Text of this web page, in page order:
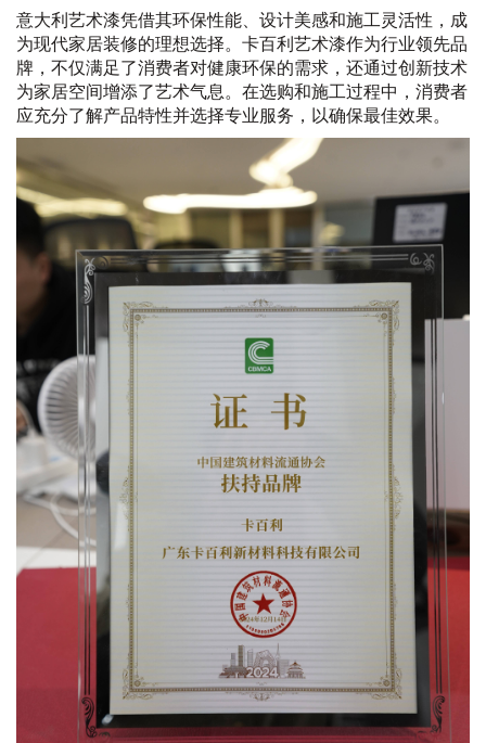
意大利艺术漆凭借其环保性能、设计美感和施工灵活性，成
为现代家居装修的理想选择。卡百利艺术漆作为行业领先品
牌，不仅满足了消费者对健康环保的需求，还通过创新技术
为家居空间增添了艺术气息。在选购和施工过程中，消费者
应充分了解产品特性并选择专业服务，以确保最佳效果。